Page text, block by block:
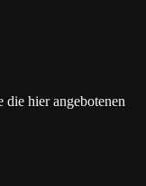
hier angebotenen